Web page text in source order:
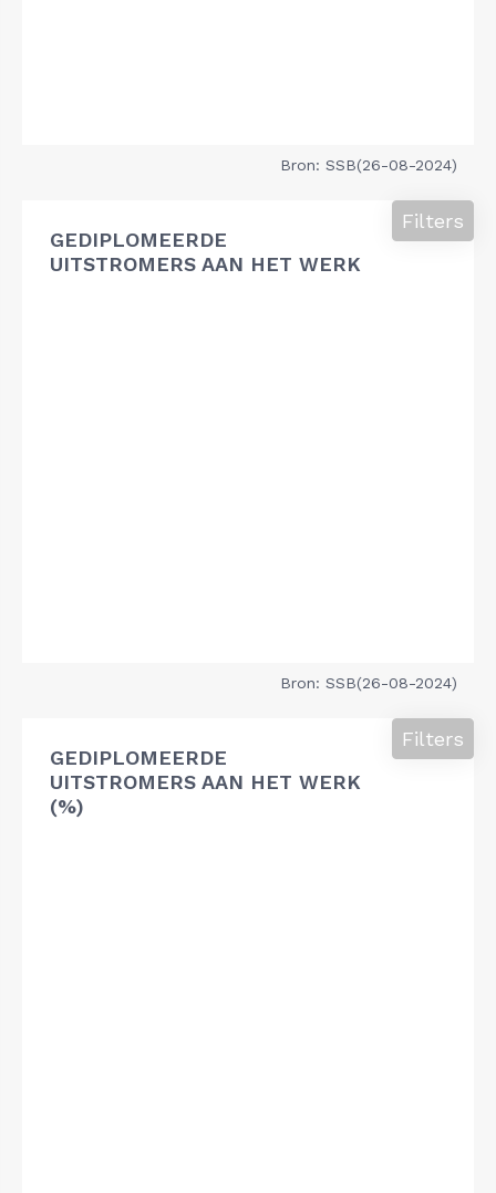
Bron: SSB(26-08-2024)
GEDIPLOMEERDE
UITSTROMERS AAN HET WERK
Filters
Bron: SSB(26-08-2024)
GEDIPLOMEERDE
UITSTROMERS AAN HET WERK
(%)
Filters